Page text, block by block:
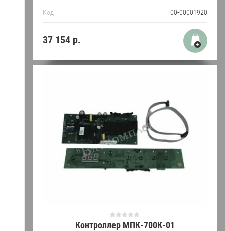
Код 00-00001920
37 154р.
Контроллер МПК-700К-01